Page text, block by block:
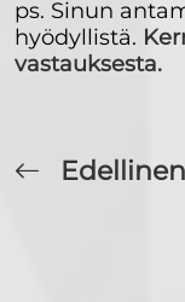
ps. Sinun
hyödyllistä.
vastauksesta.
Edellinen